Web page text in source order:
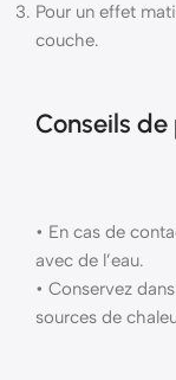
Pour un effet
couche.
Conseils
• En cas de
avec de l’eau.
• Conservez
sources de